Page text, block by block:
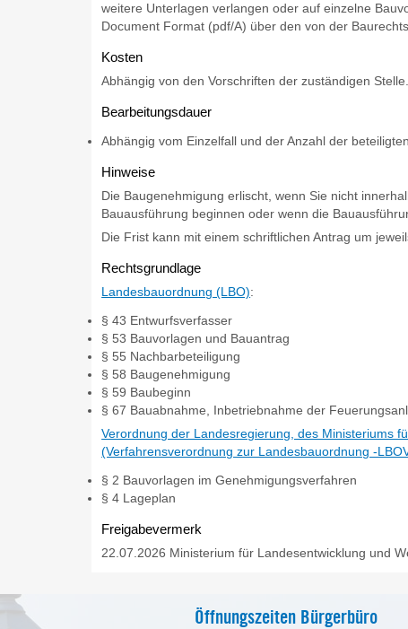
weitere Unterlagen verlangen oder auf einzelne
Document Format (pdf/A) über den von der
Kosten
Abhängig von den Vorschriften der zuständigen
Bearbeitungsdauer
Abhängig vom Einzelfall und der Anzahl der
Hinweise
Die Baugenehmigung erlischt, wenn Sie nicht
Bauausführung beginnen oder wenn die
Die Frist kann mit einem schriftlichen Antrag um
Rechtsgrundlage
Landesbauordnung (LBO):
§ 43 Entwurfsverfasser
§ 53 Bauvorlagen und Bauantrag
§ 55 Nachbarbeteiligung
§ 58 Baugenehmigung
§ 59 Baubeginn
§ 67 Bauabnahme, Inbetriebnahme der
Verordnung der Landesregierung, des Ministeriums
(Verfahrensverordnung zur Landesbauordnung -
§ 2 Bauvorlagen im Genehmigungsverfahren
§ 4 Lageplan
Freigabevermerk
22.07.2026 Ministerium für Landesentwicklung und
Öffnungszeiten Bürgerbüro